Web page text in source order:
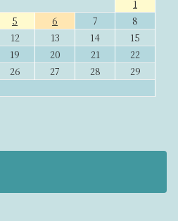
1
5 6 7
8
12 13 14
15
19 20 21
22
26 27 28
29